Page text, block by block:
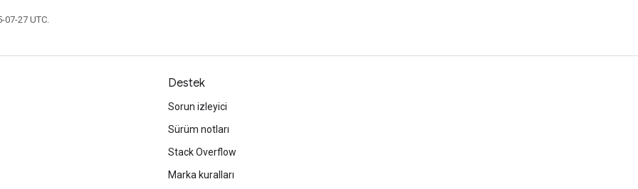
27 UTC.
Destek
Sorun izleyici
Sürüm notları
Stack Overflow
Marka kuralları